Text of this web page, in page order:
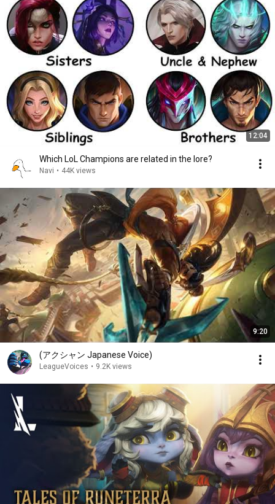
12:04
Which LoL Champions are related in the lore?
Navi • 44K views
9:20
(アクシャン Japanese Voice)
LeagueVoices • 9.2K views